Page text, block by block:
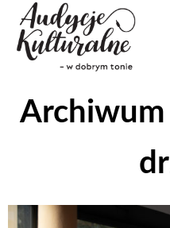
Archiwum
Odtwarzacz